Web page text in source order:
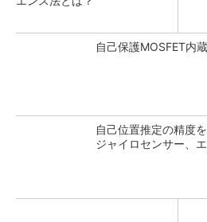
自己保護MOSFET内
自己位置推定の精度
ジャイロセンサー、